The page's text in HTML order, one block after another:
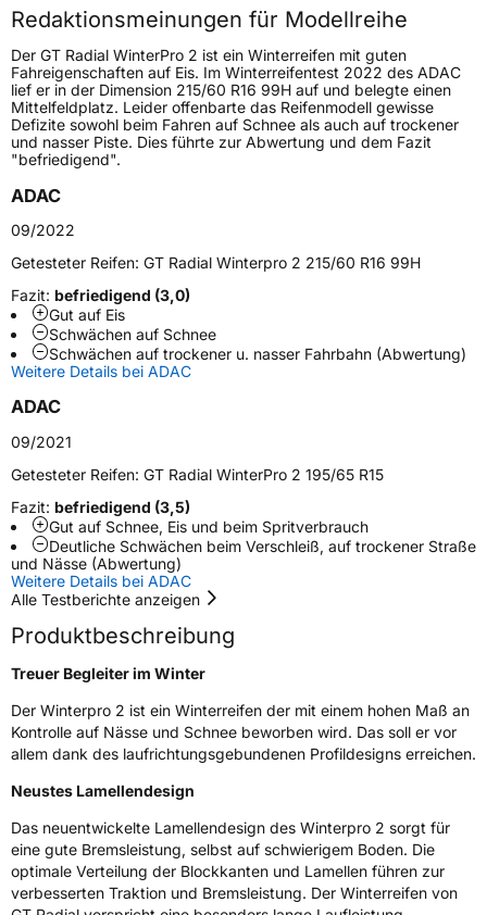
Höchstgeschwindigkeit
210 km/h
Lastindex100
Höchstlast800 kg
Generelle Merkmale
Fahrzeugtyp
Verwendung
ModellnameWinterpro 2
FahrzeugartPKW & SUV
Weitere Eigenschaften
Schlauchtyp
Neureifen
M+SJa
EU Label
EffizienzD
Rollgeräusch (Klasse) B
Rollgeräusch (dB)70
FahrzeugklasseC1
3PMSF / Schneeflockensymbol / Alpine-SymbolJa
EPREL ID1547419
Redaktionsmeinungen für Modellreihe
Der GT Radial WinterPro 2 ist ein Winterreifen mit guten
Fahreigenschaften auf Eis. Im Winterreifentest 2022 des ADAC
lief er in der Dimension 215/60 R16 99H auf und belegte einen
Mittelfeldplatz. Leider offenbarte das Reifenmodell gewisse
Defizite sowohl beim Fahren auf Schnee als auch auf trockener
und nasser Piste. Dies führte zur Abwertung und dem Fazit
"befriedigend".
ADAC
09/2022
Getesteter Reifen: GT Radial Winterpro 2 215/60 R16 99H
Fazit: befriedigend (3,0)
Gut auf Eis
Schwächen auf Schnee
Schwächen auf trockener u. nasser Fahrbahn (Abwertung)
Weitere Details bei ADAC
ADAC
09/2021
Getesteter Reifen: GT Radial WinterPro 2 195/65 R15
Fazit: befriedigend (3,5)
Gut auf Schnee, Eis und beim Spritverbrauch
Deutliche Schwächen beim Verschleiß, auf trockener Straße
und Nässe (Abwertung)
Weitere Details bei ADAC
Alle Testberichte anzeigen
Produktbeschreibung
Treuer Begleiter im Winter
Der Winterpro 2 ist ein Winterreifen der mit einem hohen Maß an
Kontrolle auf Nässe und Schnee beworben wird. Das soll er vor
allem dank des laufrichtungsgebundenen Profildesigns erreichen.
Neustes Lamellendesign
Das neuentwickelte Lamellendesign des Winterpro 2 sorgt für
eine gute Bremsleistung, selbst auf schwierigem Boden. Die
optimale Verteilung der Blockkanten und Lamellen führen zur
verbesserten Traktion und Bremsleistung. Der Winterreifen von